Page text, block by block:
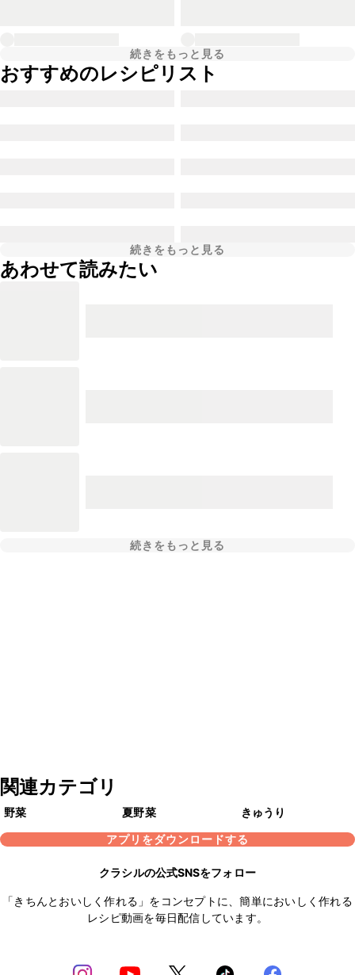
続きをもっと見る
おすすめのレシピリスト
続きをもっと見る
あわせて読みたい
続きをもっと見る
関連カテゴリ
野菜 夏野菜
きゅうり
アプリをダウンロードする
クラシルの公式SNSをフォロー
「きちんとおいしく作れる」をコンセプトに、簡単においしく作れる
レシピ動画を毎日配信しています。